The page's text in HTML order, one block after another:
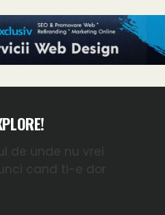
de unde nu vrei
cand ti-e dor